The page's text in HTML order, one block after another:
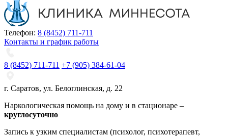
Телефон: 8 (8452) 711-711
Контакты и график работы
8 (8452) 711-711 +7 (905) 384-61-04
г. Саратов, ул. Белоглинская, д. 22
Наркологическая помощь на дому и в стационаре –
круглосуточно
Запись к узким специалистам (психолог, психотерапевт,